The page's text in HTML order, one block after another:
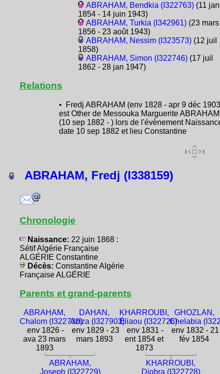
ABRAHAM, Bendkia (I322763)(11 jan
1854 - 14 juin 1943)
ABRAHAM, Turkia (I342961)(23 mars
1856 - 23 août 1943)
ABRAHAM, Nessim (I323573)(12 juil
1858)
ABRAHAM, Simon (I322746)(17 juil
1862 - 28 jan 1947)
Relations
• Fredj ABRAHAM (env 1828 - apr 9 déc
est Other de Messouka Marguerite ABRAHAM
(10 sep 1882 - ) lors de l'évènement
date 10 sep 1882 et lieu Constantine
ABRAHAM, Fredj (I338159)
Chronologie
Naissance: 22 juin 1868 :
Sétif Algérie Française
ALGÉRIE Constantine
Décès: Constantine Algérie
Française ALGÉRIE
Parents et grand-parents
ABRAHAM,
Chalom (I322730)
env 1826 -
ava 23 mars
1893
DAHAN,
Aziza (I327903)
env 1829 - 23
mars 1893
KHARROUBI,
Éliaou (I322726)
env 1831 -
ent 1854 et
1873
GHOZLAN,
Chelabia
env 1832 - 21
fév 1854
ABRAHAM,
Joseph (I322729)
KHARROUBI,
Djohra (I322728)